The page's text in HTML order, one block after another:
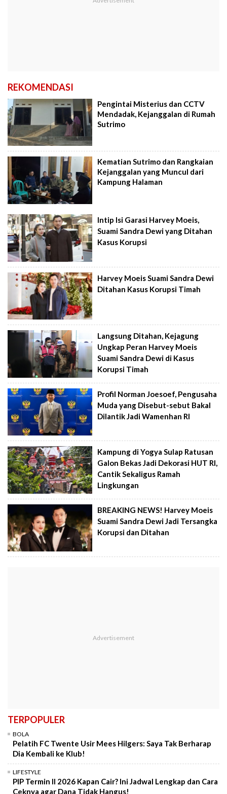
REKOMENDASI
Pengintai Misterius dan CCTV
Mendadak, Kejanggalan di Rumah
Sutrimo
Kematian Sutrimo dan Rangkaian
Kejanggalan yang Muncul dari
Kampung Halaman
Intip Isi Garasi Harvey Moeis,
Suami Sandra Dewi yang Ditahan
Kasus Korupsi
Harvey Moeis Suami Sandra Dewi
Ditahan Kasus Korupsi Timah
Langsung Ditahan, Kejagung
Ungkap Peran Harvey Moeis
Suami Sandra Dewi di Kasus
Korupsi Timah
Profil Norman Joesoef, Pengusaha
Muda yang Disebut-sebut Bakal
Dilantik Jadi Wamenhan RI
Kampung di Yogya Sulap Ratusan
Galon Bekas Jadi Dekorasi HUT RI,
Cantik Sekaligus Ramah
Lingkungan
BREAKING NEWS! Harvey Moeis
Suami Sandra Dewi Jadi Tersangka
Korupsi dan Ditahan
TERPOPULER
BOLA
Pelatih FC Twente Usir Mees Hilgers: Saya Tak Berharap
Dia Kembali ke Klub!
LIFESTYLE
PIP Termin II 2026 Kapan Cair? Ini Jadwal Lengkap dan Cara
Ceknya agar Dana Tidak Hangus!